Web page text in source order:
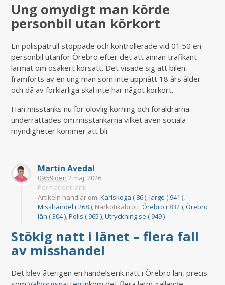
Ung omydigt man körde
personbil utan körkort
En polispatrull stoppade och kontrollerade vid 01:50 en
personbil utanför Örebro efter det att annan trafikant
larmat om osäkert körsätt. Det visade sig att bilen
framförts av en ung man som inte uppnått 18 års ålder
och då av förklarliga skäl inte har något körkort.
Han misstänks nu för olovlig körning och föräldrarna
underrättades om misstankarna vilket även sociala
myndigheter kommer att bli.
Martin Avedal
09:59 den 2 maj, 2026
Permanent länk
Artikeln handlar om:Karlskoga ( 86 ),large ( 941 ),
Misshandel ( 268 ), Narkotikabrott,Örebro ( 832 ),Örebro
län ( 304 ),Polis ( 965 ),Utryckning.se ( 949 )
Stökig natt i länet – flera fall
av misshandel
Det blev återigen en händelserik natt i Örebro län, precis